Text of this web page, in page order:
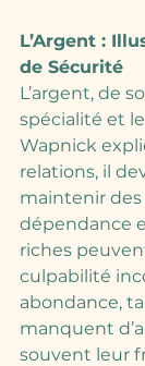
L’Argent :
de Sécurité
L’argent, de
spécialité et
Wapnick
relations, il
maintenir
dépendance
riches
culpabilité
abondance,
manquent
souvent leur